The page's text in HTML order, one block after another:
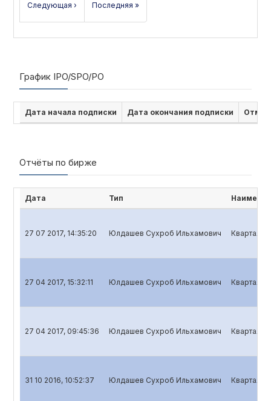
Следующая › Последняя »
График IPO/SPO/PO
Дата начала подписки Дата окончания подписки
Отчёты по бирже
Дата Тип
27 07 2017, 14:35:20 Юлдашев Сухроб Ильхамович
27 04 2017, 15:32:11 Юлдашев Сухроб Ильхамович
27 04 2017, 09:45:36 Юлдашев Сухроб Ильхамович
31 10 2016, 10:52:37 Юлдашев Сухроб Ильхамович